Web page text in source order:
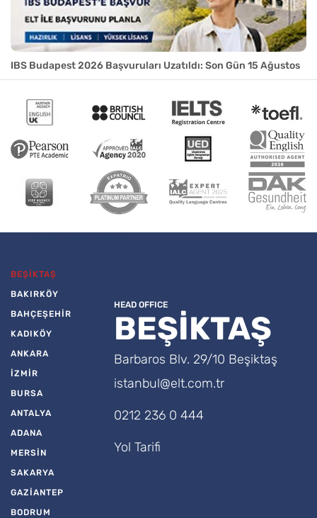
IBS Budapest 2026 Başvuruları Uzatıldı: Son Gün 15 Ağustos
BEŞİKTAŞ
BAKIRKÖY
BAHÇEŞEHİR
KADIKÖY
ANKARA
İZMİR
BURSA
ANTALYA
ADANA
MERSİN
SAKARYA
GAZİANTEP
BODRUM
HEAD OFFICE
BEŞİKTAŞ
Barbaros Blv. 29/10 Beşiktaş
istanbul@elt.com.tr
0212 236 0 444
Yol Tarifi